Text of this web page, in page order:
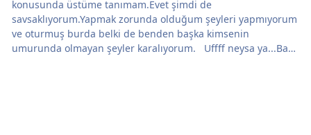
konusunda üstüme tanımam.Evet şimdi de
savsaklıyorum.Yapmak zorunda olduğum şeyleri yapmıyorum
ve oturmuş burda belki de benden başka kimsenin
umurunda olmayan şeyler karalıyorum. Uffff neysa ya...Bak